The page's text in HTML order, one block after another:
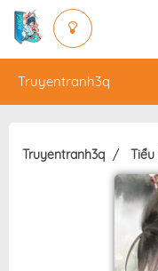
Truyentranh3q
Truyentranh3q Tiểu